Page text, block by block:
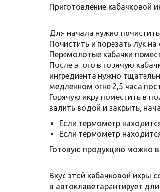
Приготовление кабачковой
Для начала нужно
Почистить и порезать лук
Перемолотые кабачки
После этого в горячую
ингредиента нужно
медленном огне 2,5 часа
Горячую икру поместить в
залить водой и закрыть,
Если термометр
Если термометр
Готовую продукцию можно
Вкус этой кабачковой икры
в автоклаве гарантирует